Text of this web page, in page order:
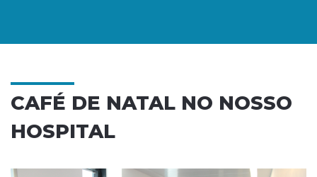
CAFÉ DE NATAL NO NOSSO
HOSPITAL